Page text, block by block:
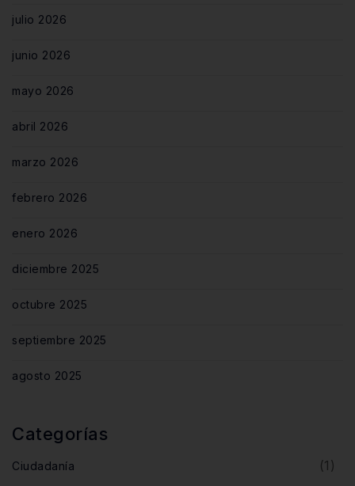
julio 2026
junio 2026
mayo 2026
abril 2026
marzo 2026
febrero 2026
enero 2026
diciembre 2025
octubre 2025
septiembre 2025
agosto 2025
Categorías
Ciudadanía (1)